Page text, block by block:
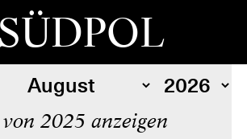
SÜDPOL
2025 anzeigen